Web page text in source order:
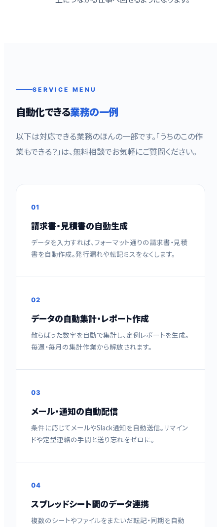
SERVICE MENU
自動化できる業務の一例
以下は対応できる業務のほんの一部です。「うちのこの作
業もできる？」は、無料相談でお気軽にご質問ください。
01
請求書・見積書の自動生成
データを入力すれば、フォーマット通りの請求書・見積
書を自動作成。発行漏れや転記ミスをなくします。
02
データの自動集計・レポート作成
散らばった数字を自動で集計し、定例レポートを生成。
毎週・毎月の集計作業から解放されます。
03
メール・通知の自動配信
条件に応じてメールやSlack通知を自動送信。リマイン
ドや定型連絡の手間と送り忘れをゼロに。
04
スプレッドシート間のデータ連携
複数のシートやファイルをまたいだ転記・同期を自動